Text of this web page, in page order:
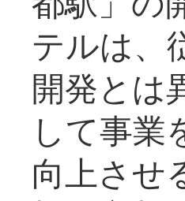
テルは、
開発とは
して事業
向上させ